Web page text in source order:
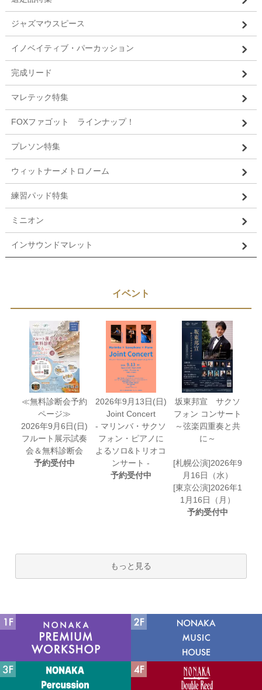
ジャズマウスピース
イノベイティブ・パーカッション
完成リード
マレテック特集
FOXファゴット ラインナップ！
プレソン特集
ウィットナーメトロノーム
練習パッド特集
ミニオン
インサウンドマレット
イベント
≪無料診断会予約
ページ≫
2026年9月6日(日)
フルート展示試奏
会＆無料診断会
予約受付中
2026年9月13日(日)
Joint Concert
- マリンバ・サクソ
フォン・ピアノに
よるソロ&トリオコ
ンサート -
予約受付中
坂東邦宣 サクソ
フォン コンサート
～弦楽四重奏と共
に～
[札幌公演]2026年9
月16日（水）
[東京公演]2026年1
1月16日（月）
予約受付中
もっと見る